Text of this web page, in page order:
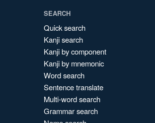
SEARCH
Quick search
Kanji search
Kanji by component
Kanji by mnemonic
Word search
Sentence translate
Multi-word search
Grammar search